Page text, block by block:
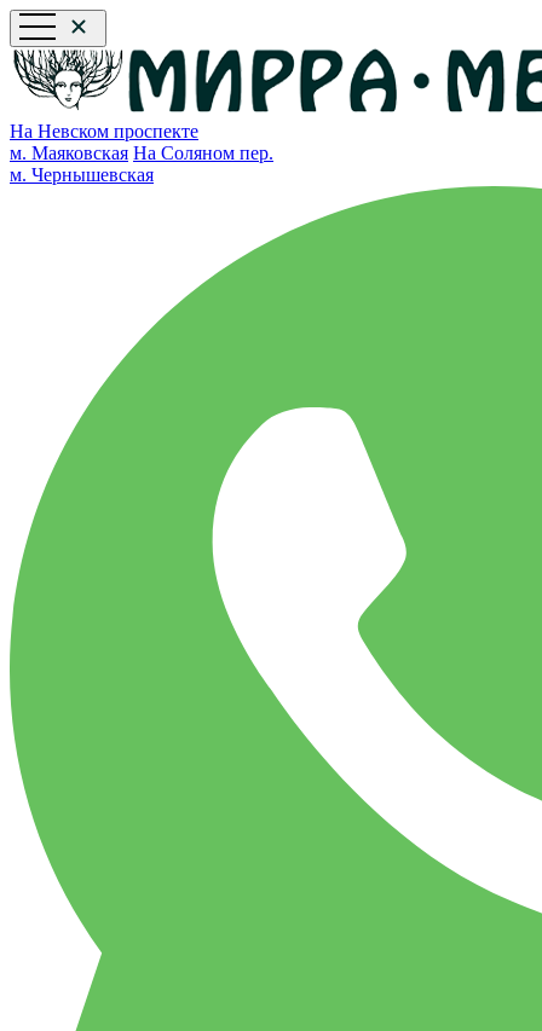
На Невском проспекте
м. Маяковская На Соляном пер.
м. Чернышевская